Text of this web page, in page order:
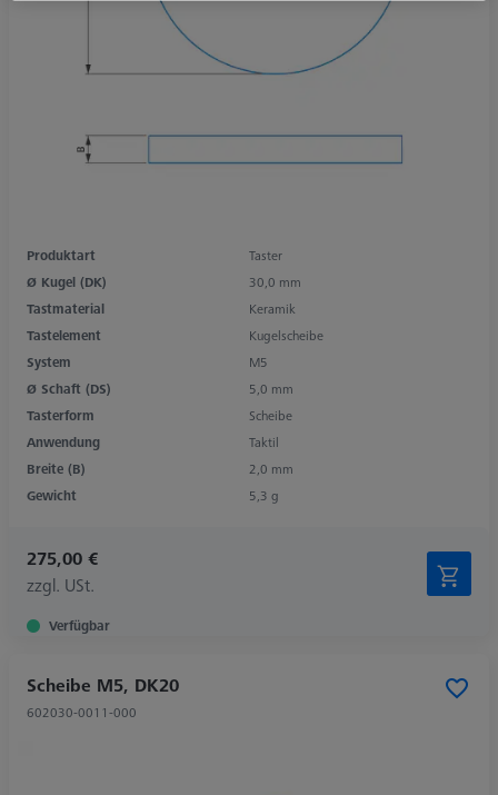
Produktart
Taster
Ø Kugel (DK)
30,0 mm
Tastmaterial
Keramik
Tastelement
Kugelscheibe
System
M5
Ø Schaft (DS)
5,0 mm
Tasterform
Scheibe
Anwendung
Taktil
Breite (B)
2,0 mm
Gewicht
5,3 g
275,00 €
zzgl. USt.
Verfügbar
Scheibe M5, DK20
602030-0011-000